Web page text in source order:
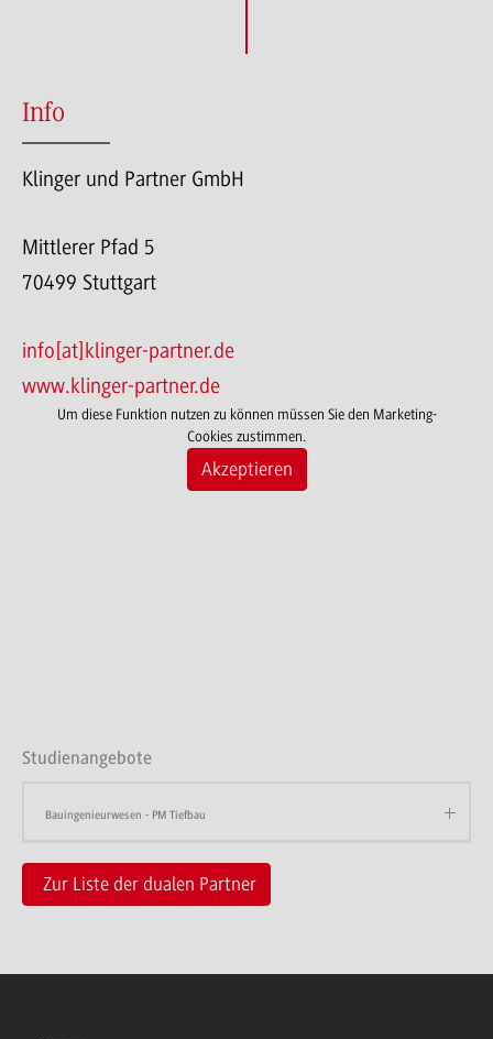
Info
Klinger und Partner GmbH
Mittlerer Pfad 5
70499 Stuttgart
info[at]klinger-partner.de
www.klinger-partner.de
Um diese Funktion nutzen zu können müssen Sie den Marketing-
Cookies zustimmen.
Akzeptieren
Studienangebote
Bauingenieurwesen - PM Tiefbau
Zur Liste der dualen Partner